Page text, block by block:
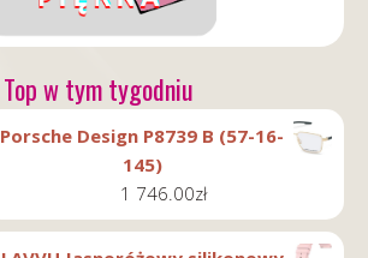
Top w tym tygodniu
Porsche Design P8739 B (57-16-
145)
1 746.00zł